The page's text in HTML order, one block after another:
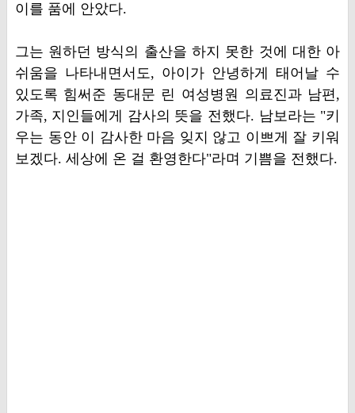
이를 품에 안았다.
그는 원하던 방식의 출산을 하지 못한 것에 대한 아
쉬움을 나타내면서도, 아이가 안녕하게 태어날 수
있도록 힘써준 동대문 린 여성병원 의료진과 남편,
가족, 지인들에게 감사의 뜻을 전했다. 남보라는 "키
우는 동안 이 감사한 마음 잊지 않고 이쁘게 잘 키워
보겠다. 세상에 온 걸 환영한다"라며 기쁨을 전했다.